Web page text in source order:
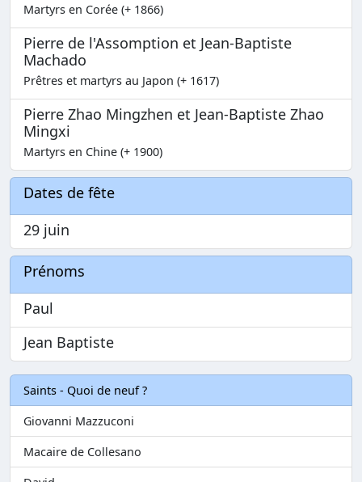
Martyrs en Corée (+ 1866)
Pierre de l'Assomption et Jean-Baptiste
Machado
Prêtres et martyrs au Japon (+ 1617)
Pierre Zhao Mingzhen et Jean-Baptiste Zhao
Mingxi
Martyrs en Chine (+ 1900)
Dates de fête
29 juin
Prénoms
Paul
Jean Baptiste
Saints - Quoi de neuf ?
Giovanni Mazzuconi
Macaire de Collesano